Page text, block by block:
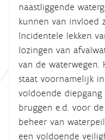
naastliggende
kunnen van invloed
Incidentele lekken
lozingen van
van de waterwegen.
staat voornamelijk
voldoende
bruggen e.d. voor
beheer van
een voldoende